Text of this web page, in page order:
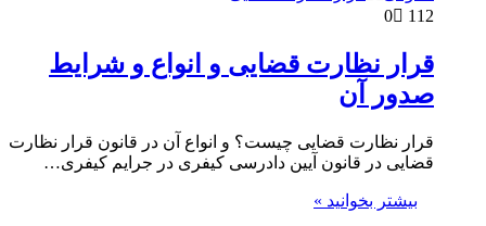
0
112
قرار نظارت قضایی و انواع و شرایط
صدور آن
قرار نظارت قضایی چیست؟ و انواع آن در قانون قرار نظارت
قضایی در قانون آیین دادرسی کیفری در جرایم کیفری…
بیشتر بخوانید »